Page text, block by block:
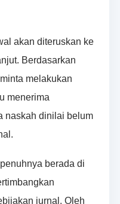
akan diteruskan ke
Berdasarkan
melakukan
menerima
naskah dinilai belum
berada di
jurnal. Oleh